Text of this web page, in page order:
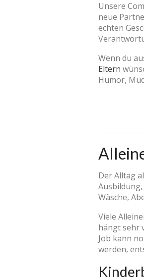
Unsere
neue
echten
Wenn du
Eltern
Humor,
Der Alltag
Wäsche,
Viele
hängt sehr
Job kann
werden,